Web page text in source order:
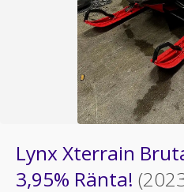
Lynx Xterrain
3,95% Ränta!